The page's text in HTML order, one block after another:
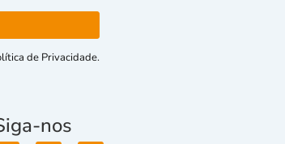
de Privacidade.
nos